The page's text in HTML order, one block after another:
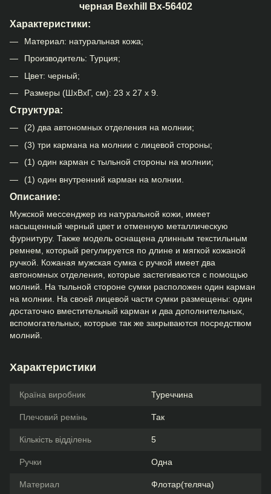
черная Bexhill Bx-56402
Характеристики:
Материал: натуральная кожа;
Производитель: Турция;
Цвет: черный;
Размеры (ШхВхГ, см): 23 х 27 х 9.
Структура:
(2) два автономных отделения на молнии;
(3) три кармана на молнии с лицевой стороны;
(1) один карман с тыльной стороны на молнии;
(1) один внутренний карман на молнии.
Описание:
Мужской мессенджер из натуральной кожи, имеет
насыщенный черный цвет и отменную металлическую
фурнитуру. Также модель оснащена длинным текстильным
ремнем, который регулируется по длине и мягкой кожаной
ручкой. Кожаная мужская сумка с ручкой имеет два
автономных отделения, которые застегиваются с помощью
молний. На тыльной стороне сумки расположен один карман
на молнии. На своей лицевой части сумки размещены: один
достаточно вместительный карман и два дополнительных,
вспомогательных, которые так же закрываются посредством
молний.
Характеристики
Країна виробник Туреччина
Плечовий ремінь Так
Кількість відділень 5
Ручки Одна
Материал Флотар(теляча)